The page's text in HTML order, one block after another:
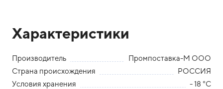
Характеристики
Производитель
Промпоставка-М ООО
Страна происхождения
РОССИЯ
Условия хранения
- 18 °С